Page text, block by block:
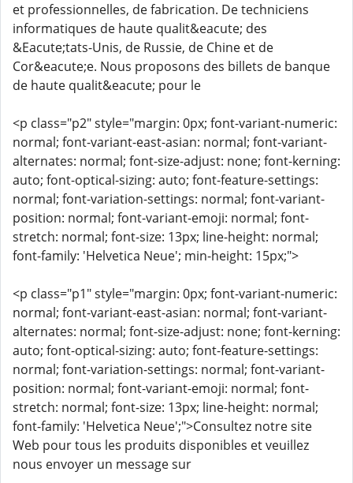
et professionnelles, de fabrication. De techniciens
informatiques de haute qualit&eacute; des
&Eacute;tats-Unis, de Russie, de Chine et de
Cor&eacute;e. Nous proposons des billets de banque
de haute qualit&eacute; pour le
<p class="p2" style="margin: 0px; font-variant-numeric:
normal; font-variant-east-asian: normal; font-variant-
alternates: normal; font-size-adjust: none; font-kerning:
auto; font-optical-sizing: auto; font-feature-settings:
normal; font-variation-settings: normal; font-variant-
position: normal; font-variant-emoji: normal; font-
stretch: normal; font-size: 13px; line-height: normal;
font-family: 'Helvetica Neue'; min-height: 15px;">
<p class="p1" style="margin: 0px; font-variant-numeric:
normal; font-variant-east-asian: normal; font-variant-
alternates: normal; font-size-adjust: none; font-kerning:
auto; font-optical-sizing: auto; font-feature-settings:
normal; font-variation-settings: normal; font-variant-
position: normal; font-variant-emoji: normal; font-
stretch: normal; font-size: 13px; line-height: normal;
font-family: 'Helvetica Neue';">Consultez notre site
Web pour tous les produits disponibles et veuillez
nous envoyer un message sur